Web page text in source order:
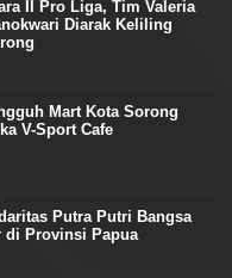
II Pro Liga, Tim Valeria
Diarak Keliling
Mart Kota Sorong
V-Sport Cafe
Putra Putri Bangsa
di Provinsi Papua